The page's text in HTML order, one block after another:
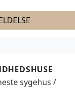
sygehus /